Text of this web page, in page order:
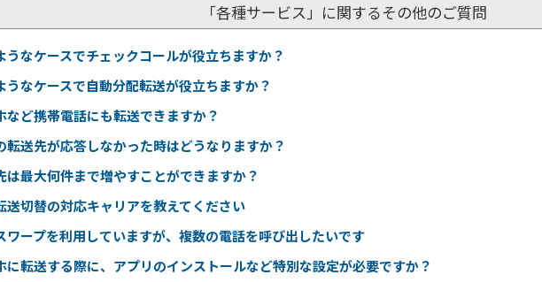
「各種サービス」に関するその他のご質問
うなケースでチェックコールが役立ちますか？
うなケースで自動分配転送が役立ちますか？
など携帯電話にも転送できますか？
転送先が応答しなかった時はどうなりますか？
は最大何件まで増やすことができますか？
送切替の対応キャリアを教えてください
ワープを利用していますが、複数の電話を呼び出したいです
に転送する際に、アプリのインストールなど特別な設定が必要ですか？